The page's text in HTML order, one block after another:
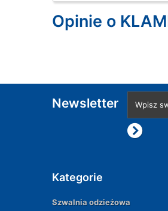
Opinie o
Newsletter
Kategorie
Szwalnia odzieżowa